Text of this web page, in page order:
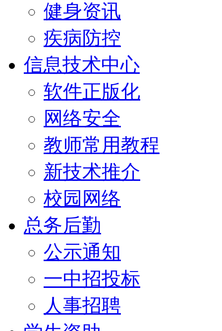
健身资讯
疾病防控
信息技术中心
软件正版化
网络安全
教师常用教程
新技术推介
校园网络
总务后勤
公示通知
一中招投标
人事招聘